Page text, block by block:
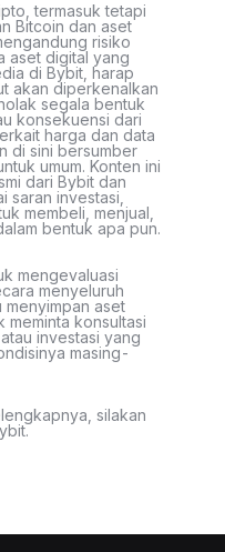
termasuk tetapi
Bitcoin dan aset
risiko
aset digital yang
di Bybit, harap
akan diperkenalkan
segala bentuk
konsekuensi dari
harga dan data
di sini bersumber
umum. Konten ini
dari Bybit dan
investasi,
membeli, menjual,
bentuk apa pun.
mengevaluasi
menyeluruh
menyimpan aset
meminta konsultasi
investasi yang
masing-
silakan